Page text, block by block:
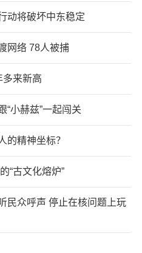
动将破坏中东稳定
网络 78人被捕
多来新高
“小赫兹”一起闯关
的精神坐标？
“古文化熔炉”
民众呼声 停止在核问题上玩